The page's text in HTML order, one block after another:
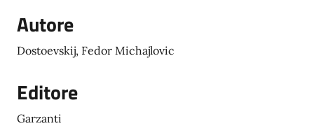
Autore
Dostoevskij, Fedor Michajlovic
Editore
Garzanti